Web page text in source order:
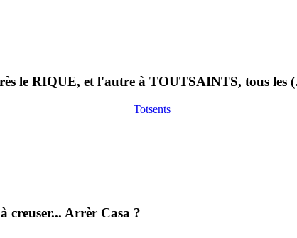
le RIQUE, et l'autre à TOUTSAINTS, tous les
Totsents
creuser... Arrèr Casa ?